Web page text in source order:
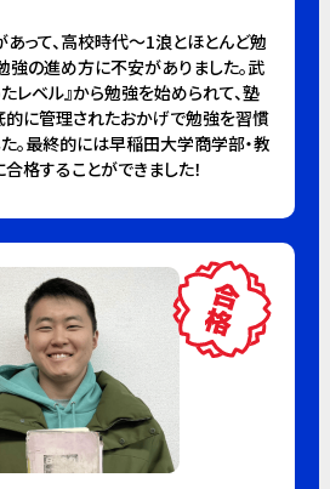
って、高校時代～1浪とほとんど勉
強の進め方に不安がありました。武
レベル』から勉強を始められて、塾
的に管理されたおかげで勉強を習慣
。最終的には早稲田大学商学部・教
格することができました！